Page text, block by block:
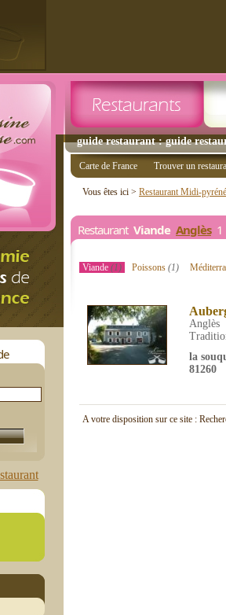
guide restaurant : guide
Carte de France Trouver un
Vous êtes ici > Restaurant Midi-
Restaurant Viande Anglès1
Viande (1) Poissons(1)
Anglès
la
81260
A votre disposition sur ce site :